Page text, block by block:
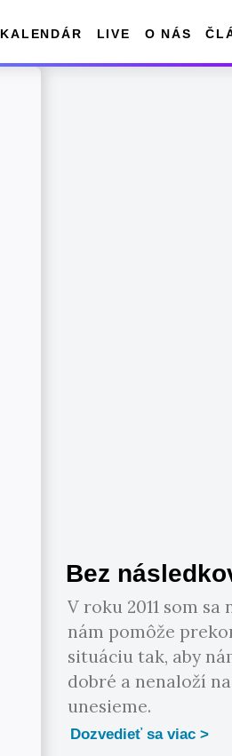
KALENDÁR LIVE O NÁS
Bez
V roku 2011 som sa
nám pomôže
situáciu tak, aby
dobré a nenaloží
unesieme.
Dozvedieť sa viac